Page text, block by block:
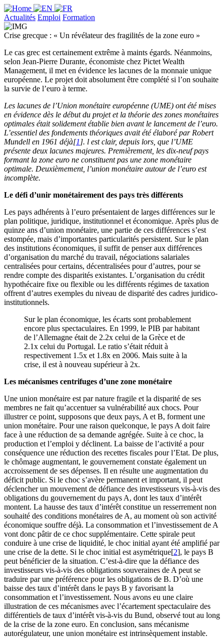
Actualités Emploi Formation
Crise grecque : « Un révélateur des fragilités de la zone euro »
Le cas grec est certainement extrême à maints égards. Néanmoins,
selon Jean-Pierre Durante, économiste chez Pictet Wealth
Management, il met en évidence les lacunes de la monnaie unique
européenne. Le projet doit absolument être complété si l’on souhaite
la survie de l’euro à terme.
Les lacunes de l’Union monétaire européenne (UME) ont été mises
en évidence dès le début du projet et la théorie des zones monétaires
optimales était solidement établie bien avant le lancement de l’euro.
L’essentiel des fondements théoriques avait été élaboré par Robert
Mundell en 1961 déjà[1 ]. l est clair, depuis lors, que l’UME
présente deux lacunes majeures. Premièrement, les dix-neuf pays
formant la zone euro ne constituent pas une zone monétaire
optimale. Deuxièmement, l’union monétaire autour de l’euro est
incomplète.
Le défi d’unir monétairement des pays très différents
Les pays adhérents à l’euro présentaient de larges différences sur le
plan politique, juridique, institutionnel et économique. Après plus de
quinze ans d’union monétaire, une partie de ces différences s’est
estompée, mais d’importantes particularités persistent. Sur le plan
des institutions économiques, il suffit de penser aux différences
d’organisation du marché du travail, négociations salariales
centralisées pour certains, décentralisées pour d’autres, pour se
rendre compte des disparités existantes. L’organisation du crédit
hypothécaire fixe ou flexible ou les différents régimes de taxation
offrent d’autres exemples du niveau de disparité des cadres juridico-
institutionnels.
Sur le plan économique, les écarts sont probablement
encore plus spectaculaires. En 1999, le PIB par habitant
de l’Allemagne était de 2.2x celui de la Grèce et de
2.1x celui du Portugal. Le ratio s’était réduit à
respectivement 1.5x et 1.8x en 2006. Mais suite à la
crise, il est à nouveau supérieur à 2x.
Les mécanismes centrifuges d’une zone monétaire
Une union monétaire est par nature fragile et la disparité de ses
membres ne fait qu’accentuer sa vulnérabilité aux chocs. Pour
illustrer ce point, supposons que deux pays, A et B, forment une
union monétaire. Pour une raison quelconque, le pays A doit faire
face à une réduction de sa demande agrégée. Suite à ce choc, la
production et l’emploi y déclinent. La baisse de l’activité a pour
conséquence une réduction des recettes fiscales pour l’Etat. De plus,
le chômage augmentant, le gouvernement constate également un
accroissement de ses dépenses. Il en résulte une augmentation du
déficit public. Si le choc s’avère permanent et important, il peut
déclencher un mouvement de défiance des investisseurs vis-à-vis des
obligations du gouvernement du pays A, dont les taux d’intérêt
montent. La hausse des taux d’intérêt constitue un resserrement non
souhaité des conditions monétaires de A, au moment où son activité
économique souffre déjà. La consommation et l’investissement de A
vont donc pâtir de ce choc supplémentaire. Cette spirale peut
conduire à une crise de liquidité, le choc initial ayant été amplifié par
une crise de la dette. Si le choc initial est asymétrique[2], le pays B
peut bénéficier de la situation. C’est-à-dire que la défiance des
investisseurs vis-à-vis des obligations souveraines de A peut se
traduire par une préférence pour les obligations de B. D’où une
baisse des taux d’intérêt dans le pays B y favorisant la
consommation et l’investissement. Nous avons eu une claire
illustration de ces mécanismes avec l’écartement spectaculaire des
différentiels de taux d’intérêt vis-à-vis du Bund, observé tout au long
de la crise de la zone euro. En conclusion, sans mécanisme
autorégulateur, une union monétaire est intrinsèquement instable.